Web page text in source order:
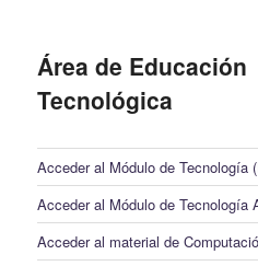
Área de Educación
Tecnológica
Acceder al Módulo de Tecnología
Acceder al Módulo de Tecnología
Acceder al material de